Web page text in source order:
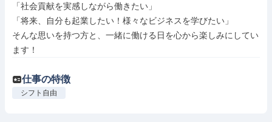
「社会貢献を実感しながら働きたい」
「将来、自分も起業したい！様々なビジネスを学びたい」
そんな思いを持つ方と、一緒に働ける日を心から楽しみにしてい
ます！
仕事の特徴
シフト自由